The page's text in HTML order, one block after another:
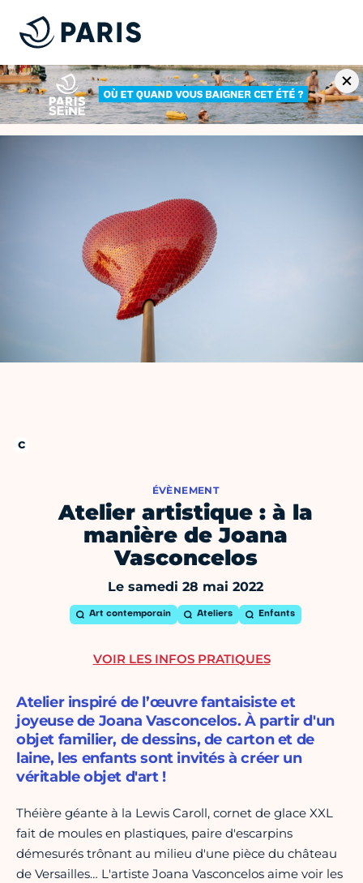
ÉVÈNEMENT
Atelier artistique : à la
manière de Joana
Vasconcelos
Le samedi 28 mai 2022
Art contemporain Ateliers Enfants
Atelier inspiré de l’œuvre fantaisiste et
joyeuse de Joana Vasconcelos. À partir d'un
objet familier, de dessins, de carton et de
laine, les enfants sont invités à créer un
véritable objet d'art !
Théière géante à la Lewis Caroll, cornet de glace XXL
fait de moules en plastiques, paire d'escarpins
démesurés trônant au milieu d'une pièce du château
de Versailles… L'artiste Joana Vasconcelos aime voir les
VOIR LES INFOS PRATIQUES